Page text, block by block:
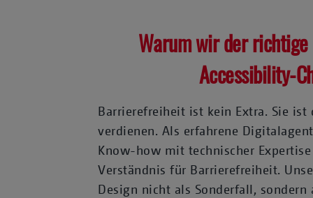
Warum wir der
Accessibility-
Barrierefreiheit ist kein Extra. Sie ist
verdienen. Als erfahrene
Know-how mit technischer
Verständnis für Barrierefreiheit.
Design nicht als Sonderfall, sondern